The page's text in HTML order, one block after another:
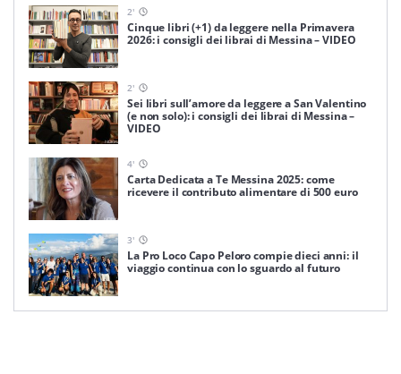
2'
Cinque libri (+1) da leggere nella Primavera
2026: i consigli dei librai di Messina – VIDEO
2'
Sei libri sull’amore da leggere a San Valentino
(e non solo): i consigli dei librai di Messina –
VIDEO
4'
Carta Dedicata a Te Messina 2025: come
ricevere il contributo alimentare di 500 euro
3'
La Pro Loco Capo Peloro compie dieci anni: il
viaggio continua con lo sguardo al futuro